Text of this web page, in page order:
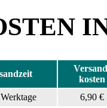
kosten
6,90 €